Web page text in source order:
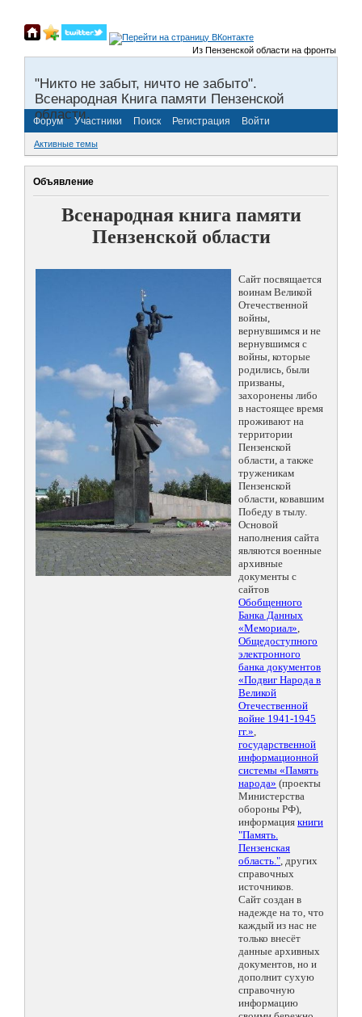
Из Пензенской области на фронты Великой
"Никто не забыт, ничто не забыто".
Всенародная Книга памяти Пензенской
области.
Форум Участники Поиск Регистрация Войти
Активные темы
Объявление
Всенародная книга памяти
Пензенской области
Сайт посвящается
воинам Великой
Отечественной
войны,
вернувшимся и не
вернувшимся с
войны, которые
родились, были
призваны,
захоронены либо
в настоящее время
проживают на
территории
Пензенской
области, а также
труженикам
Пензенской
области, ковавшим
Победу в тылу.
Основой
наполнения сайта
являются военные
архивные
документы с
сайтов
Обобщенного
Банка Данных
«Мемориал»,
Общедоступного
электронного
банка документов
«Подвиг Народа в
Великой
Отечественной
войне 1941-1945
гг.»,
государственной
информационной
системы «Память
народа» (проекты
Министерства
обороны РФ),
информация книги
"Память.
Пензенская
область.", других
справочных
источников.
Сайт создан в
надежде на то, что
каждый из нас не
только внесёт
данные архивных
документов, но и
дополнит сухую
справочную
информацию